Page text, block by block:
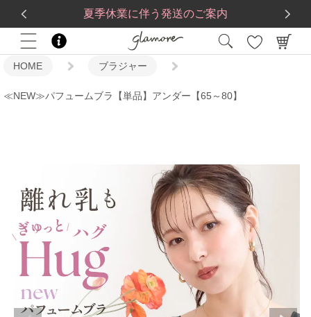
夏季休業に伴う発送のご案内
送料一律560円5,500 円(税込)以上で送料無料
HOME ブラジャー
≪NEW≫パフュームブラ【単品】アンダー【65～80】